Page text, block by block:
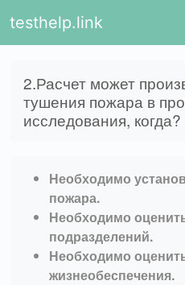
testhelp.link
2.Расчет может
тушения пожара в
исследования, когда?
Необходимо
пожара.
Необходимо
подразделений.
Необходимо
жизнеобеспечения.